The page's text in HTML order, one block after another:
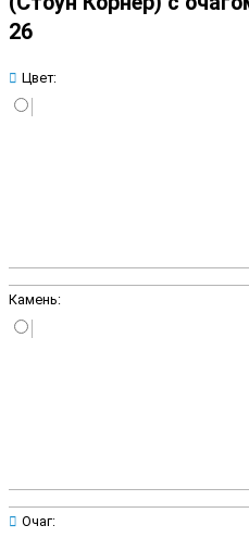
26
Цвет:
Камень:
Очаг: